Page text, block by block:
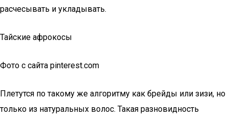
расчесывать и укладывать.
Тайские афрокосы
Фото с сайта pinterest.com
Плетутся по такому же алгоритму как брейды или зизи, но
только из натуральных волос. Такая разновидность